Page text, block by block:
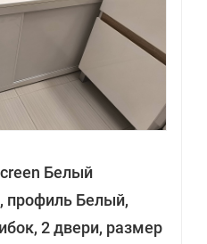
Белый
профиль Белый,
2 двери, размер